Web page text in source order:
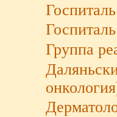
Группа